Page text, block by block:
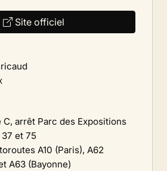
Site officiel
C, arrêt Parc des Expositions
et 75
A10 (Paris), A62
A63 (Bayonne)